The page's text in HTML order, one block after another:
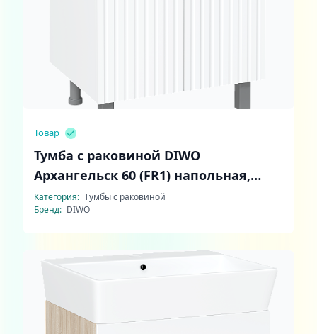
Товар
Тумба с раковиной DIWO
Архангельск 60 (FR1) напольная,
белая
Категория: Тумбы с раковиной
Бренд: DIWO